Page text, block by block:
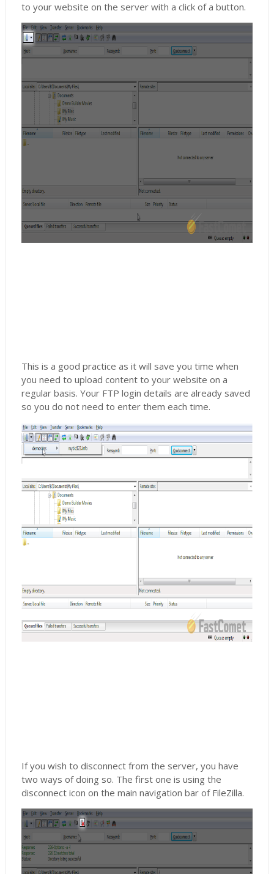
to your website on the server with a click of a button.
This is a good practice as it will save you time when
you need to upload content to your website on a
regular basis. Your FTP login details are already saved
so you do not need to enter them each time.
If you wish to disconnect from the server, you have
two ways of doing so. The first one is using the
disconnect icon on the main navigation bar of FileZilla.